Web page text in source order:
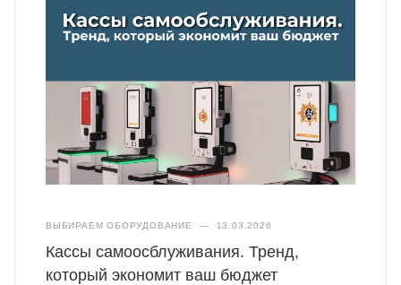
ВЫБИРАЕМ ОБОРУДОВАНИЕ — 13.03.2026
Кассы самоосблуживания. Тренд,
который экономит ваш бюджет